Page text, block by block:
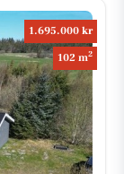
1.695.000 kr
102 m2